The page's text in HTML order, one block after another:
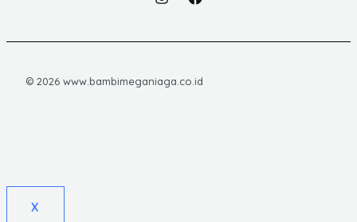
© 2026 www.bambimeganiaga.co.id
X